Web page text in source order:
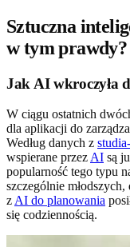
Sztuczna
w tym prawdy?
Jak AI wkroczyła
W ciągu ostatnich
dla aplikacji do
Według danych z
wspierane przez AI są
popularność tego typu
szczególnie
z AI do planowania
się codziennością.